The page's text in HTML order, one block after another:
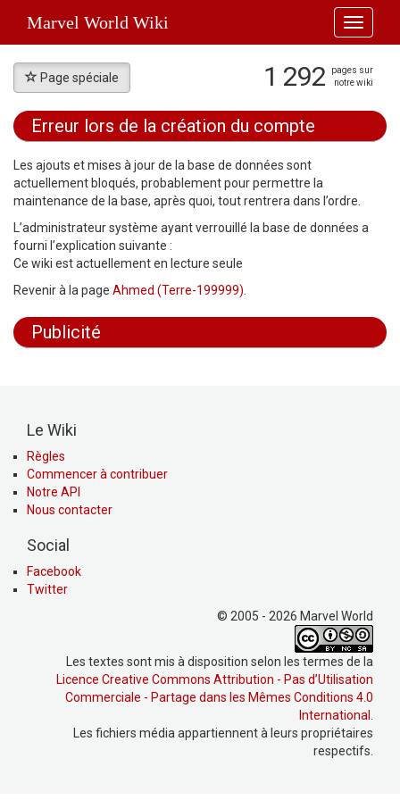
Toggle
Marvel World Wiki
Page spéciale 1 292
pages sur
notre wiki
Erreur lors de la création du compte
Les ajouts et mises à jour de la base de données sont
actuellement bloqués, probablement pour permettre la
maintenance de la base, après quoi, tout rentrera dans l’ordre.
L’administrateur système ayant verrouillé la base de données a
fourni l’explication suivante :
Ce wiki est actuellement en lecture seule
Revenir à la page Ahmed (Terre-199999).
Publicité
Le Wiki
Règles
Commencer à contribuer
Notre API
Nous contacter
Social
Facebook
Twitter
© 2005 - 2026 Marvel World
Les textes sont mis à disposition selon les termes de la
Licence Creative Commons Attribution - Pas d’Utilisation
Commerciale - Partage dans les Mêmes Conditions 4.0
International .
Les fichiers média appartiennent à leurs propriétaires
respectifs.